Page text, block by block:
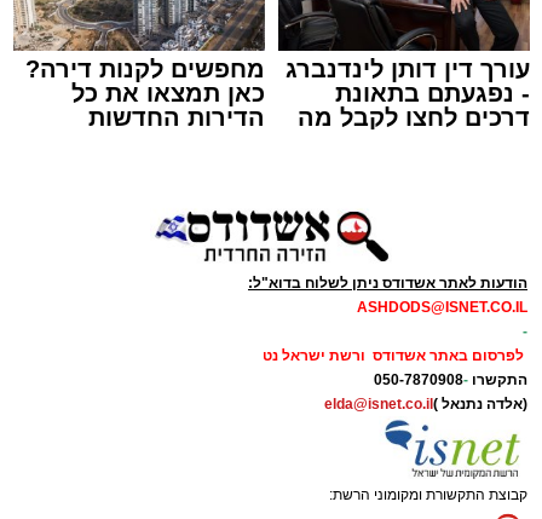
תאונת עבודה באשדוד
לאחר שנפלה מסולם במהלך עבודתה במחסן
באזור דרך הרכבת, מתחם ביג פאשן באשדוד.
כוחות ההצלה הוזעקו למקום בעקבות דיווח על
נפילה מגובה במהלך העבודה. עם הגעתם מצאו
את האישה בהכרה מלאה, כשהיא סובלת מחבלות
במספר אזורים בגופה לאחר שנפלה מגובה של
כ-2 עד 3 מטרים.
רפאל אוקנין, כונן הצלה דרום, סיפר: “כשהגעתי
עורך דין דותן לינדנברג
- נפגעתם בתאונת
דרכים לחצו לקבל מה
מחפשים לקנות דירה?
כאן תמצאו את כל
הדירות החדשות
הודעות לאתר אשדודס ניתן לשלוח בדוא"ל:
ASHDODS@ISNET.CO.IL
-
לפרסום באתר אשדודס ורשת ישראל נט
התקשרו -
050-7870908
(אלדה נתנאל ) elda@isnet.co.il
קבוצת התקשורת ומקומוני הרשת: